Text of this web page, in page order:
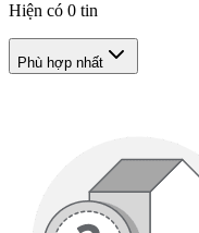
Hiện có 0 tin
Phù hợp nhất